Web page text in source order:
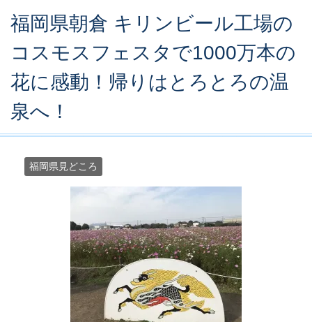
福岡県朝倉 キリンビール工場の
コスモスフェスタで1000万本の
花に感動！帰りはとろとろの温
泉へ！
福岡県見どころ